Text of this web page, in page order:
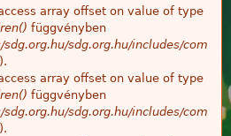
array offset on value of type
függvényben
sdg.org.hu/includes/com
array offset on value of type
függvényben
sdg.org.hu/includes/com